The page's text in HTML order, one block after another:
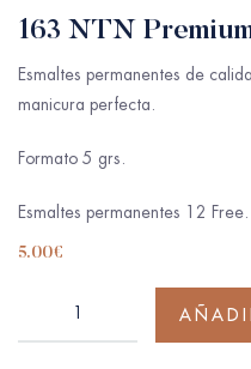
163 NTN
Esmaltes permanentes de
manicura perfecta.
Formato 5 grs.
Esmaltes permanentes 12 Free.
5.00€